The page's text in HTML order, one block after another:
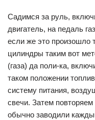
Садимся за руль,
двигатель, на педаль
если же это произошло
цилиндры таким вот
(газа) да поли-ка,
таком положении
систему питания,
свечи. Затем
обычно заводили